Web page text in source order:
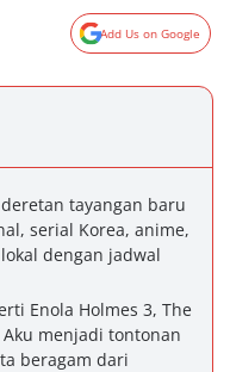
Add Us on Google
tayangan baru
serial Korea, anime,
dengan jadwal
Enola Holmes 3, The
Aku menjadi tontonan
beragam dari